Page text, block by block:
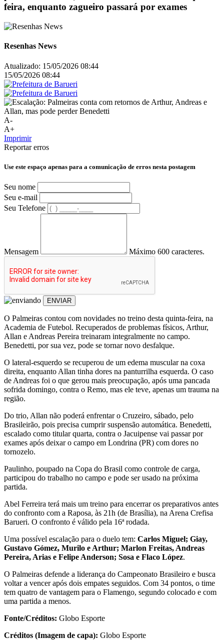
feira, enquanto zagueiro passará por exames
Resenhas News
Atualizado: 15/05/2026 08:44
15/05/2026 08:44
A-
A+
Imprimir
Reportar erros
Use este espaço apenas para a comunicação de erros nesta postagem
Seu nome
Seu e-mail
Seu Telefone
Mensagem Máximo 600 caracteres.
ENVIAR
O Palmeiras contou com novidades no treino desta quinta-feira, na
Academia de Futebol. Recuperados de problemas físicos, Arthur,
Allan e Andreas Pereira treinaram integralmente no campo.
Benedetti, por sua vez, pode se tornar novo desfalque.
O lateral-esquerdo se recuperou de um edema muscular na coxa
direita, enquanto Allan tinha dores na panturrilha esquerda. O caso
de Andreas foi o que gerou mais preocupação, após uma pancada
sofrida domingo, contra o Remo, mas ele teve, apenas um trauma na
região.
Do trio, Allan não poderá enfrentar o Cruzeiro, sábado, pelo
Brasileirão, pois precisa cumprir suspensão automática. Benedetti,
escalado como titular quarta, contra o Jacuipense vai passar por
exames após deixar o campo em Londrina (PR) com dores no
tornozelo.
Paulinho, poupado na Copa do Brasil como controle de carga,
participou do trabalho no campo e pode ser usado na próxima
partida.
Abel Ferreira terá mais um treino para encerrar os preparativos antes
do confronto com a Raposa, às 21h (de Brasília), na Arena Crefisa
Barueri. O confronto é válido pela 16ª rodada.
Uma possível escalação para o duelo tem: Carlos Miguel; Giay,
Gustavo Gómez, Murilo e Arthur; Marlon Freitas, Andreas
Pereira, Arias e Felipe Anderson; Sosa e Flaco López.
O Palmeiras defende a liderança do Campeonato Brasileiro e busca
voltar a vencer após dois empates seguidos. Com 34 pontos, o time
tem quatro de vantagem para o Flamengo, segundo colocado e com
uma partida a menos.
Fonte/Créditos: Globo Esporte
Créditos (Imagem de capa): Globo Esporte